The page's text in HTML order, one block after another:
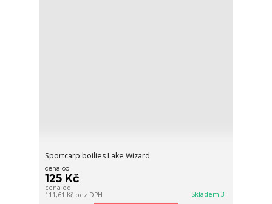
Sportcarp boilies Lake Wizard
cena od
125 Kč
cena od
111,61 Kč bez DPH Skladem 3